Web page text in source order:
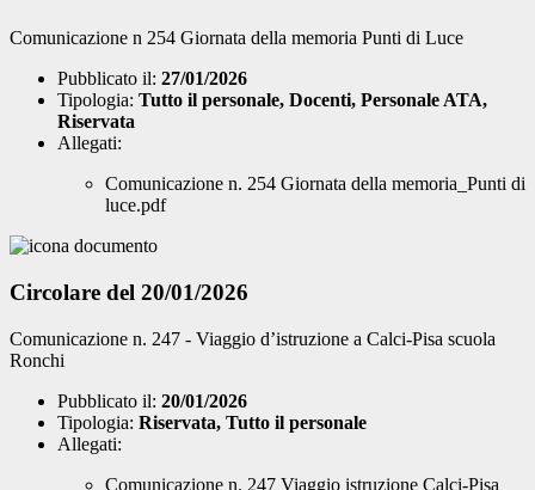
Comunicazione n 254 Giornata della memoria Punti di Luce
Pubblicato il: 27/01/2026
Tipologia: Tutto il personale, Docenti, Personale ATA,
Riservata
Allegati:
Comunicazione n. 254 Giornata della memoria_Punti di
luce.pdf
Circolare del 20/01/2026
Comunicazione n. 247 - Viaggio d’istruzione a Calci-Pisa scuola
Ronchi
Pubblicato il: 20/01/2026
Tipologia: Riservata, Tutto il personale
Allegati:
Comunicazione n. 247 Viaggio istruzione Calci-Pisa